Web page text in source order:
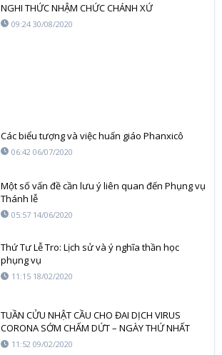
NGHI THỨC NHẬM CHỨC CHÁNH XỨ
09:24 30/08/2020
Các biểu tượng và việc huấn giáo Phanxicô
06:42 06/07/2020
Một số vấn đề cần lưu ý liên quan đến Phụng vụ
Thánh lễ
05:57 14/06/2020
Thứ Tư Lễ Tro: Lịch sử và ý nghĩa thần học
phụng vụ
11:15 18/02/2020
TUẦN CỬU NHẬT CẦU CHO ĐAI DỊCH VIRUS
CORONA SỚM CHẤM DỨT – NGÀY THỨ NHẤT
11:52 09/02/2020